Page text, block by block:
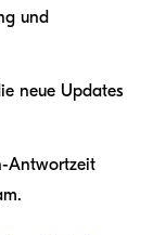
und
neue Updates
Antwortzeit